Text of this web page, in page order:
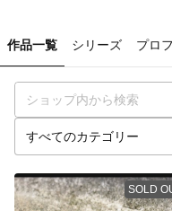
作品一覧 シリーズ プロ
SOLD